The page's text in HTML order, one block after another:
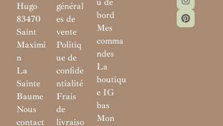
Hugo
83470
Saint
Maximi
n
La
Sainte
Baume
Nous
contact
général
es de
vente
Politiq
ue de
confide
ntialité
Frais
de
livraiso
bord
Mes
comma
ndes
La
boutiqu
e IG
bas
Mon